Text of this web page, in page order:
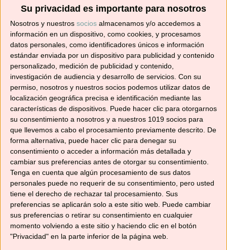
Su privacidad es importante para nosotros
Nosotros y nuestros socios almacenamos y/o accedemos a
información en un dispositivo, como cookies, y procesamos
datos personales, como identificadores únicos e información
estándar enviada por un dispositivo para publicidad y contenido
personalizado, medición de publicidad y contenido,
investigación de audiencia y desarrollo de servicios. Con su
permiso, nosotros y nuestros socios podemos utilizar datos de
localización geográfica precisa e identificación mediante las
características de dispositivos. Puede hacer clic para otorgarnos
su consentimiento a nosotros y a nuestros 1019 socios para
que llevemos a cabo el procesamiento previamente descrito. De
forma alternativa, puede hacer clic para denegar su
consentimiento o acceder a información más detallada y
cambiar sus preferencias antes de otorgar su consentimiento.
Tenga en cuenta que algún procesamiento de sus datos
personales puede no requerir de su consentimiento, pero usted
tiene el derecho de rechazar tal procesamiento. Sus
preferencias se aplicarán solo a este sitio web. Puede cambiar
sus preferencias o retirar su consentimiento en cualquier
momento volviendo a este sitio y haciendo clic en el botón
"Privacidad" en la parte inferior de la página web.
en tu correo.
¡No te pierdas ninguna! 👩‍🍳👨‍🍳
Dirección
de
correo
electrónico
Suscribir
YouTube